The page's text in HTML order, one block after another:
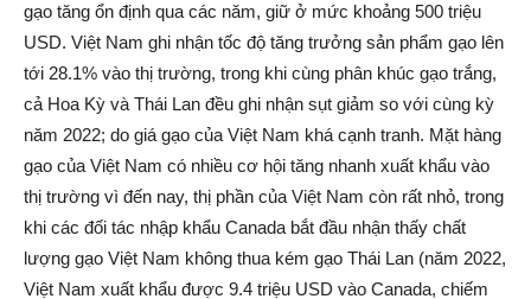
gạo tăng ổn định qua các năm, giữ ở mức khoảng 500 triệu
USD. Việt Nam ghi nhận tốc độ tăng trưởng sản phẩm gạo lên
tới 28.1% vào thị trường, trong khi cùng phân khúc gạo trắng,
cả Hoa Kỳ và Thái Lan đều ghi nhận sụt giảm so với cùng kỳ
năm 2022; do giá gạo của Việt Nam khá cạnh tranh. Mặt hàng
gạo của Việt Nam có nhiều cơ hội tăng nhanh xuất khẩu vào
thị trường vì đến nay, thị phần của Việt Nam còn rất nhỏ, trong
khi các đối tác nhập khẩu Canada bắt đầu nhận thấy chất
lượng gạo Việt Nam không thua kém gạo Thái Lan (năm 2022,
Việt Nam xuất khẩu được 9.4 triệu USD vào Canada, chiếm